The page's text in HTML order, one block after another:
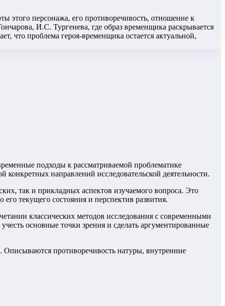
этого персонажа, его противоречивость, отношение к
И.С. Тургенева, где образ временщика раскрывается
что проблема героя-временщика остается актуальной,
подходы к рассматриваемой проблематике
направлений исследовательской деятельности.
так и прикладных аспектов изучаемого вопроса. Это
текущего состояния и перспектив развития.
классических методов исследования с современными
основные точки зрения и сделать аргументированные
противоречивость натуры, внутренние